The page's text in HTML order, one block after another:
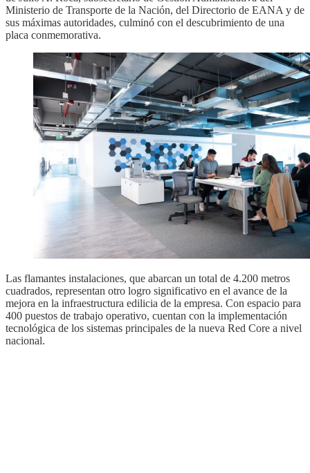
Ministerio de Transporte de la Nación, del Directorio de EANA y de
sus máximas autoridades, culminó con el descubrimiento de una
placa conmemorativa.
Las flamantes instalaciones, que abarcan un total de 4.200 metros
cuadrados, representan otro logro significativo en el avance de la
mejora en la infraestructura edilicia de la empresa. Con espacio para
400 puestos de trabajo operativo, cuentan con la implementación
tecnológica de los sistemas principales de la nueva Red Core a nivel
nacional.